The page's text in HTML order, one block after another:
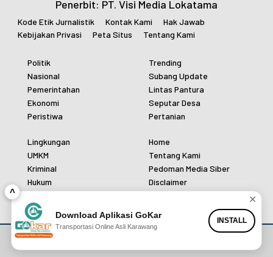
Penerbit: PT. Visi Media Lokatama
Kode Etik Jurnalistik Kontak Kami
Hak Jawab
Kebijakan Privasi
Peta Situs Tentang Kami
Politik
Nasional
Pemerintahan
Ekonomi
Peristiwa
Trending
Subang Update
Lintas Pantura
Seputar Desa
Pertanian
Lingkungan
UMKM
Kriminal
Hukum
Home
Tentang Kami
Pedoman Media Siber
Disclaimer
^
✕
Download Aplikasi GoKar
Transportasi Online Asli Karawang
INSTALL